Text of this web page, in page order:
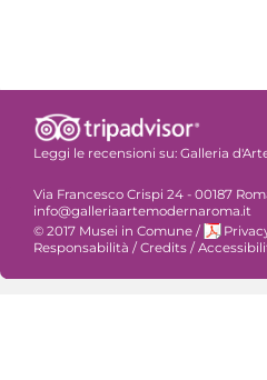
Leggi le recensioni su: Galleria
Via Francesco Crispi 24 - 00187
info@galleriaartemodernaroma.it
© 2017 Musei in Comune /
Responsabilità / Credits /